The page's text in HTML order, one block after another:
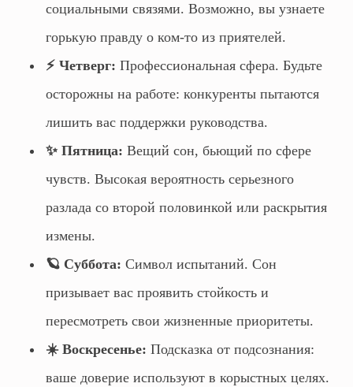
социальными связями. Возможно, вы узнаете
горькую правду о ком-то из приятелей.
⚡ Четверг: Профессиональная сфера. Будьте
осторожны на работе: конкуренты пытаются
лишить вас поддержки руководства.
✨ Пятница: Вещий сон, бьющий по сфере
чувств. Высокая вероятность серьезного
разлада со второй половинкой или раскрытия
измены.
🪐 Суббота: Символ испытаний. Сон
призывает вас проявить стойкость и
пересмотреть свои жизненные приоритеты.
☀️ Воскресенье: Подсказка от подсознания:
ваше доверие используют в корыстных целях.